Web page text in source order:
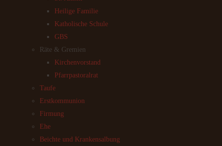
Heilige Familie
Katholische Schule
GBS
Räte & Gremien
Kirchenvorstand
Pfarrpastoralrat
Taufe
Erstkommunion
Firmung
Ehe
Beichte und Krankensalbung